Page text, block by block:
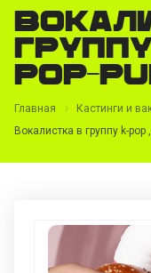
pop-
Главная Кастинги и
Вокалистка в группу k-pop